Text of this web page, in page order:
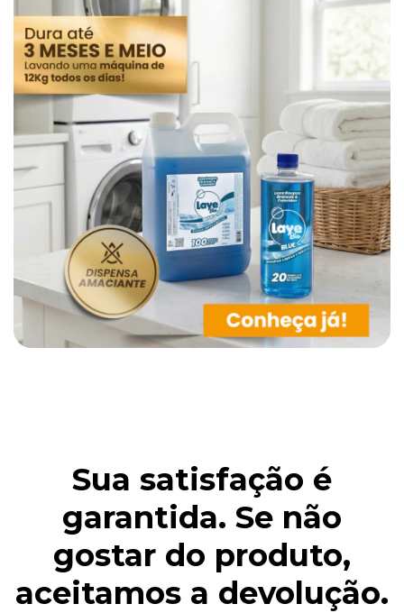
Sua satisfação é
garantida. Se não
gostar do produto,
aceitamos a devolução.